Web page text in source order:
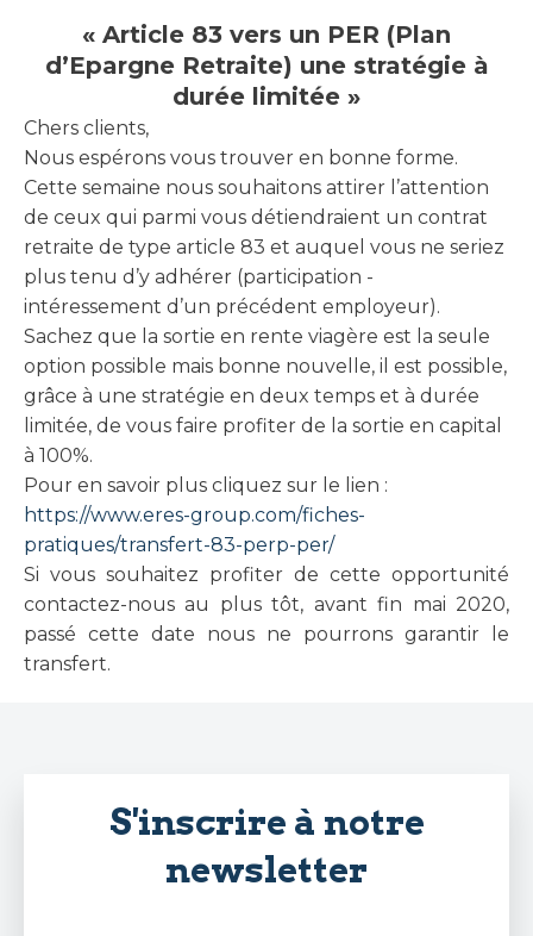
« Article 83 vers un PER (Plan
d’Epargne Retraite) une stratégie à
durée limitée »
Chers clients,
Nous espérons vous trouver en bonne forme.
Cette semaine nous souhaitons attirer l’attention
de ceux qui parmi vous détiendraient un contrat
retraite de type article 83 et auquel vous ne seriez
plus tenu d’y adhérer (participation -
intéressement d’un précédent employeur).
Sachez que la sortie en rente viagère est la seule
option possible mais bonne nouvelle, il est possible,
grâce à une stratégie en deux temps et à durée
limitée, de vous faire profiter de la sortie en capital
à 100%.
Pour en savoir plus cliquez sur le lien :
https://www.eres-group.com/fiches-
pratiques/transfert-83-perp-per/
Si vous souhaitez profiter de cette opportunité
contactez-nous au plus tôt, avant fin mai 2020,
passé cette date nous ne pourrons garantir le
transfert.
S'inscrire à notre
newsletter